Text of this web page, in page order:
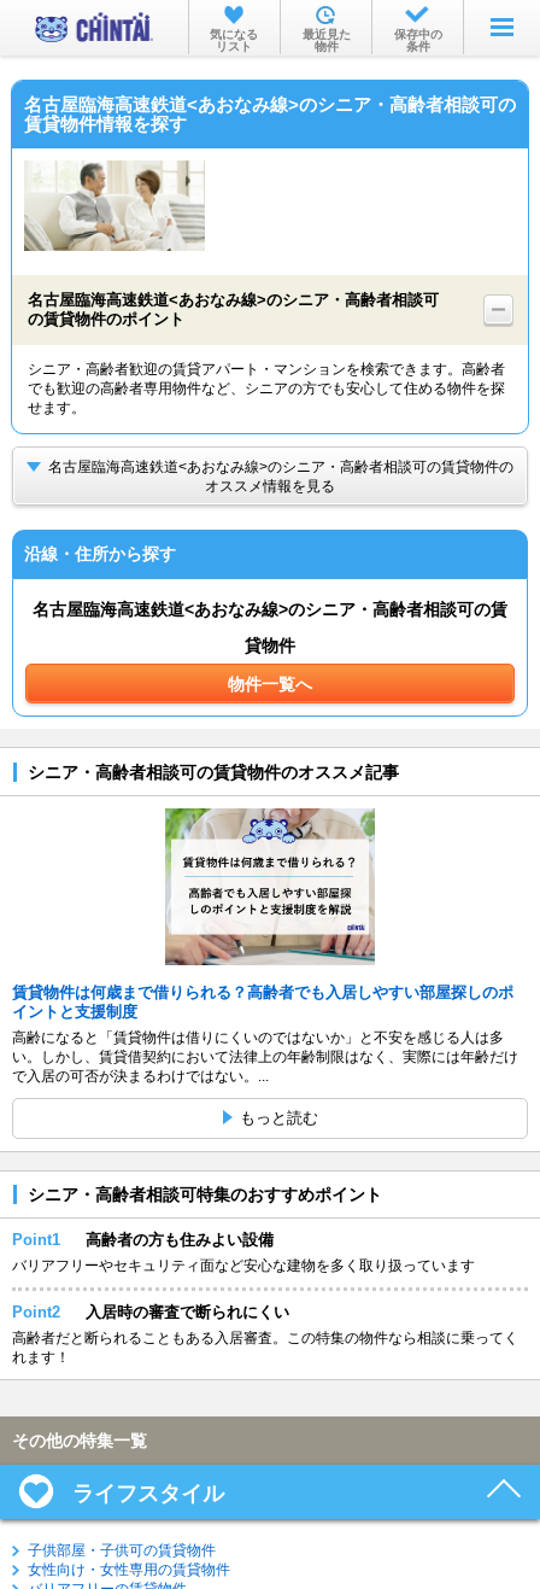
お部屋を探す
沿線・駅から
不動産会社から
気になる
リスト
最近見た
物件
保存中の
条件
名古屋臨海高速鉄道<あおなみ線>のシニア・高齢者相談可の
賃貸物件情報を探す
名古屋臨海高速鉄道<あおなみ線>のシニア・高齢者相談可
の賃貸物件のポイント
シニア・高齢者歓迎の賃貸アパート・マンションを検索できます。高齢者
でも歓迎の高齢者専用物件など、シニアの方でも安心して住める物件を探
せます。
名古屋臨海高速鉄道<あおなみ線>のシニア・高齢者相談可の賃貸物件の
オススメ情報を見る
沿線・住所から探す
名古屋臨海高速鉄道<あおなみ線>のシニア・高齢者相談可の賃
貸物件
物件一覧へ
シニア・高齢者相談可の賃貸物件のオススメ記事
賃貸物件は何歳まで借りられる？高齢者でも入居しやすい部屋探しのポ
イントと支援制度
高齢になると「賃貸物件は借りにくいのではないか」と不安を感じる人は多
い。しかし、賃貸借契約において法律上の年齢制限はなく、実際には年齢だけ
で入居の可否が決まるわけではない。...
もっと読む
シニア・高齢者相談可特集のおすすめポイント
Point1 高齢者の方も住みよい設備
バリアフリーやセキュリティ面など安心な建物を多く取り扱っています
Point2 入居時の審査で断られにくい
高齢者だと断られることもある入居審査。この特集の物件なら相談に乗ってく
れます！
その他の特集一覧
ライフスタイル
子供部屋・子供可の賃貸物件
女性向け・女性専用の賃貸物件